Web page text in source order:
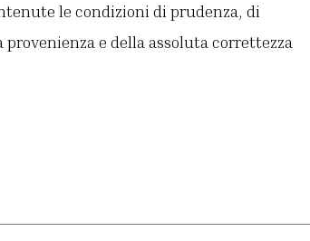
le condizioni di prudenza, di
e della assoluta correttezza